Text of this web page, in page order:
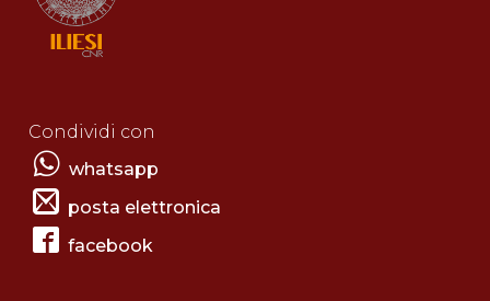
Condividi con
whatsapp
posta elettronica
facebook